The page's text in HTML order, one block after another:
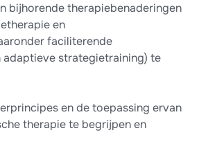
bijhorende therapiebenaderingen
en
faciliterende
strategietraining) te
en de toepassing ervan
therapie te begrijpen en